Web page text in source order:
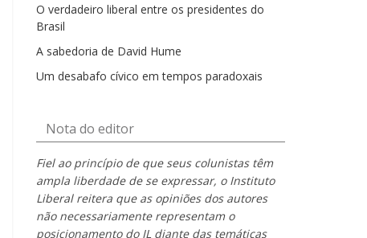
O verdadeiro liberal entre os presidentes do
Brasil
A sabedoria de David Hume
Um desabafo cívico em tempos paradoxais
Nota do editor
Fiel ao princípio de que seus colunistas têm
ampla liberdade de se expressar, o Instituto
Liberal reitera que as opiniões dos autores
não necessariamente representam o
posicionamento do IL diante das temáticas